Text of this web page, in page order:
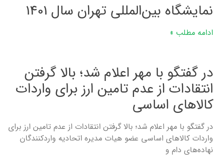
نمایشگاه بین‌المللی تهران سال 1401
ادامه مطلب »
در گفتگو با مهر اعلام شد؛ بالا گرفتن
انتقادات از عدم تامین ارز برای واردات
کالاهای اساسی
در گفتگو با مهر اعلام شد؛ بالا گرفتن انتقادات از عدم تامین ارز برای
واردات کالاهای اساسی عضو هیات مدیره اتحادیه واردکنندگان
نهاده‌های دام و